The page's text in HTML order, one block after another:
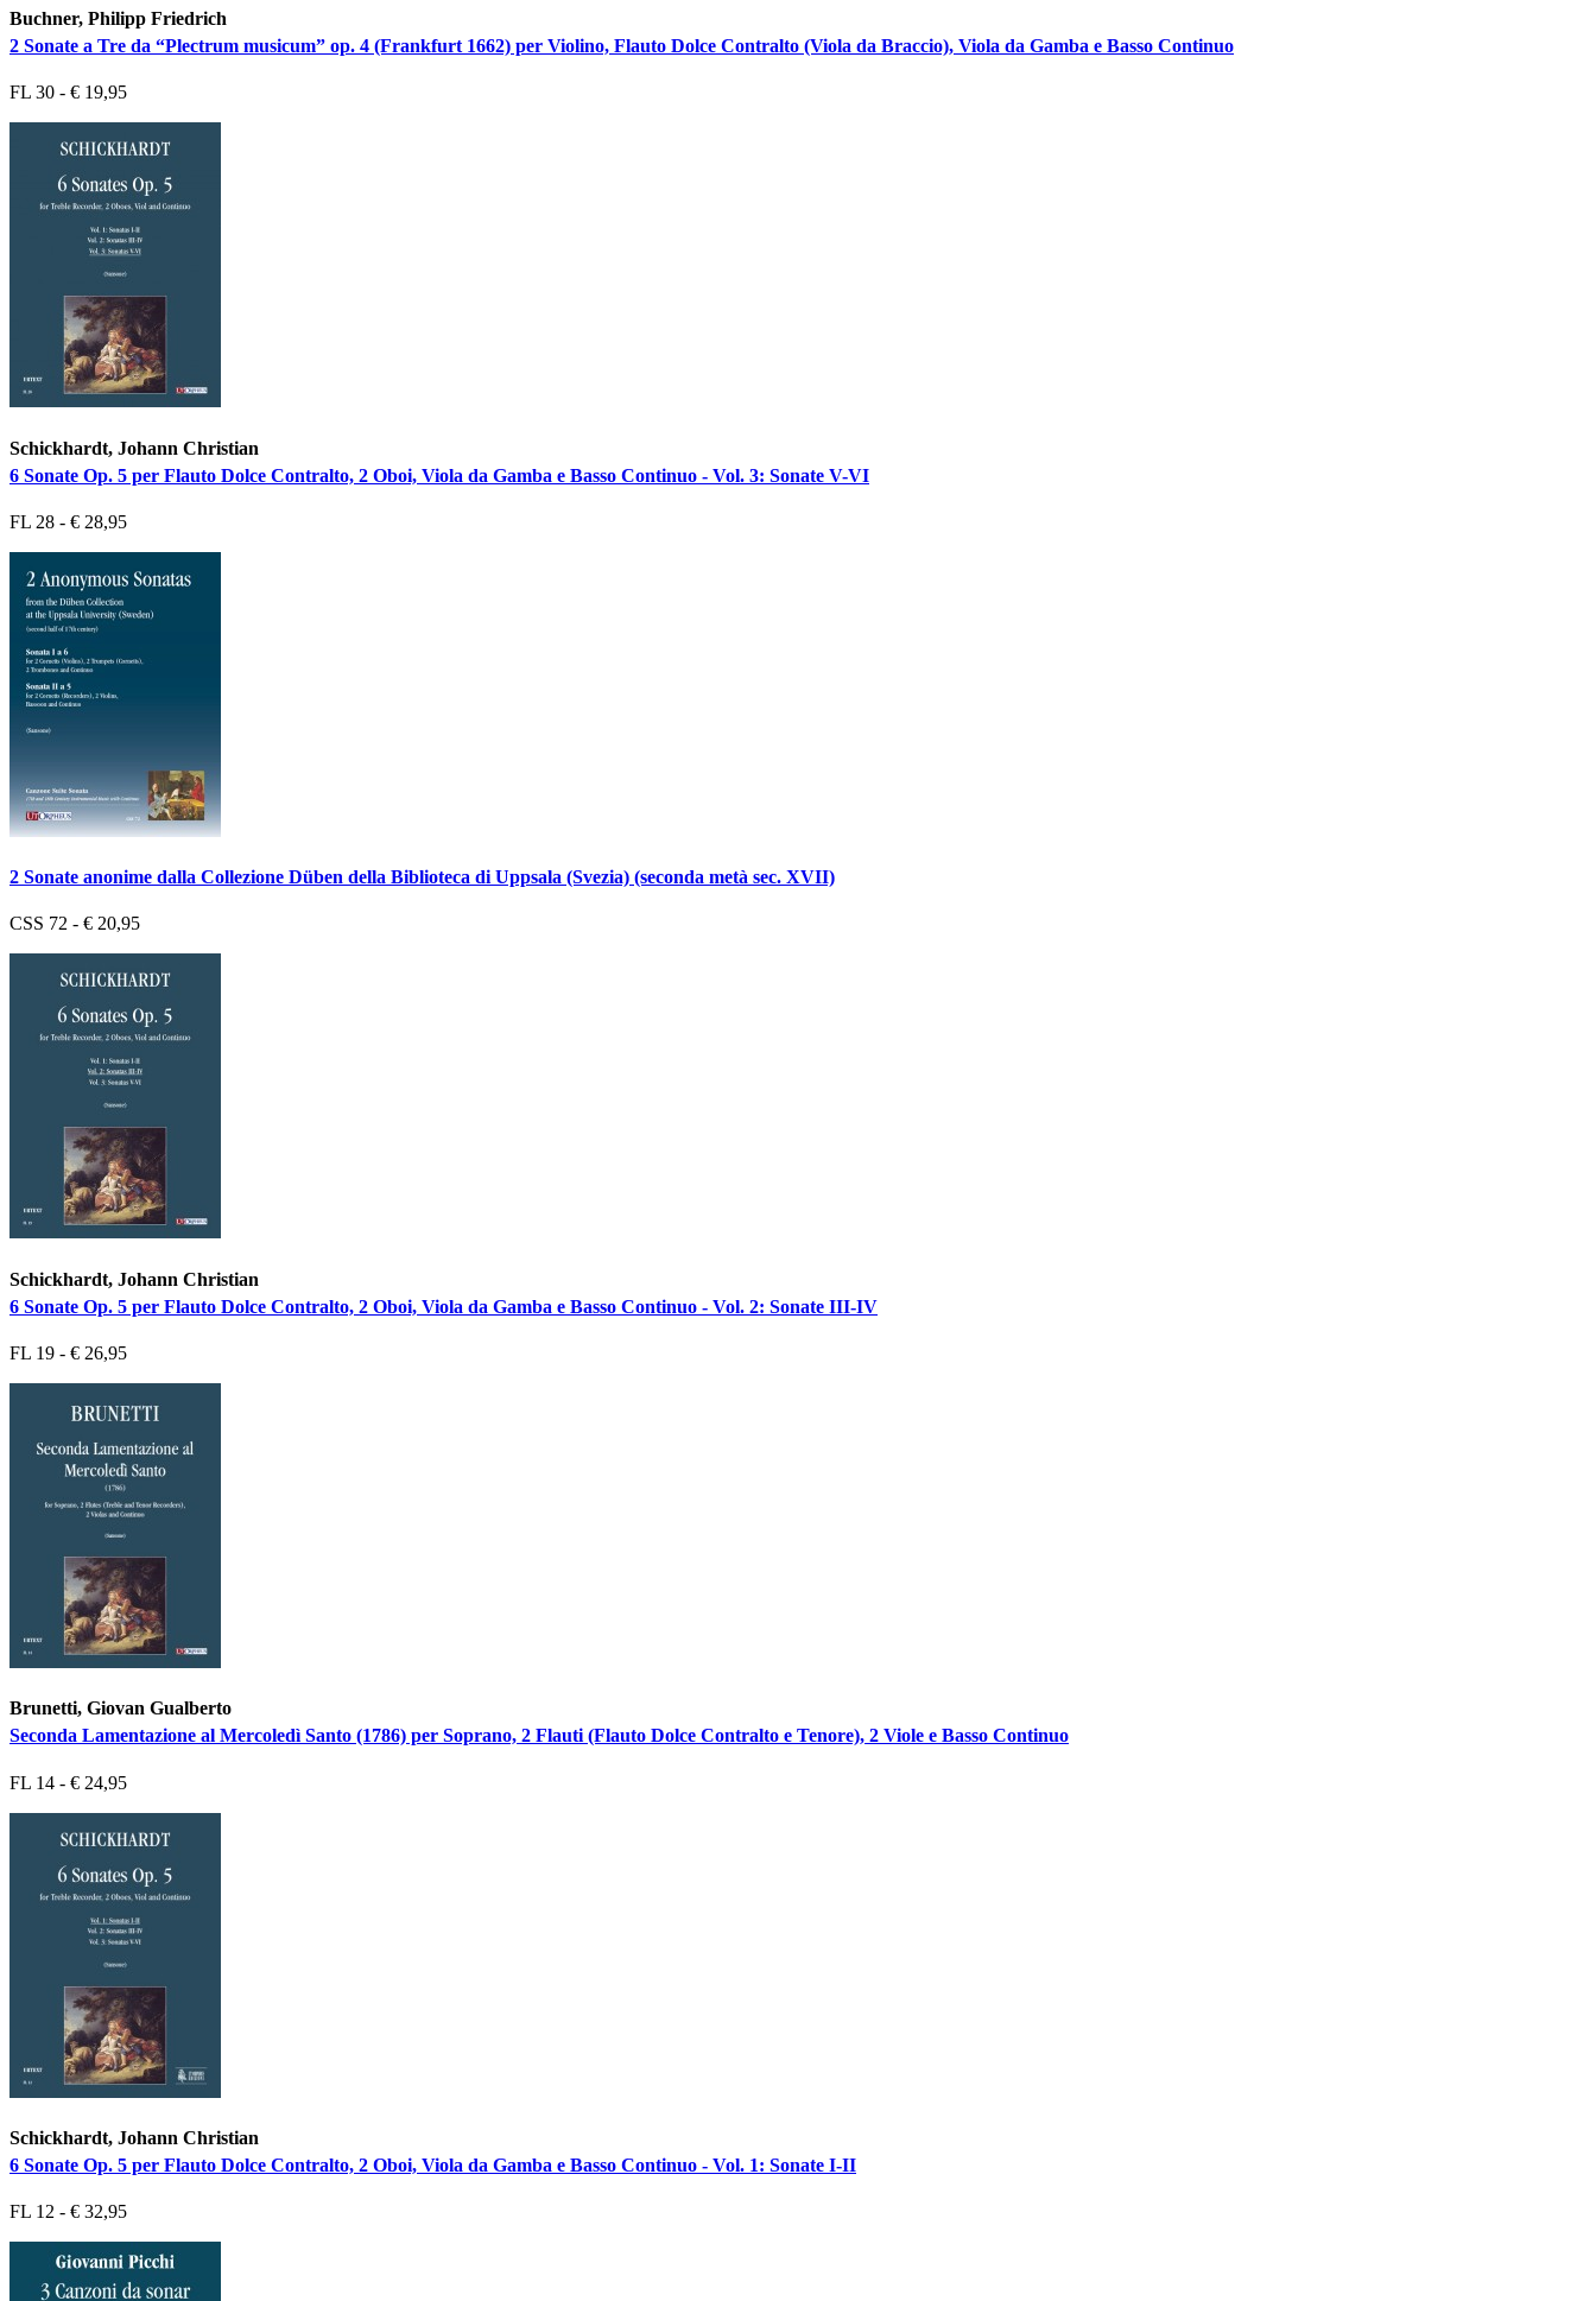
Buchner, Philipp Friedrich
2 Sonate a Tre da “Plectrum musicum” op. 4 (Frankfurt 1662) per Violino, Flauto Dolce Contralto (Viola da Braccio), Viola da Gamba e Basso Continuo
FL 30 - € 19,95
Schickhardt, Johann Christian
6 Sonate Op. 5 per Flauto Dolce Contralto, 2 Oboi, Viola da Gamba e Basso Continuo - Vol. 3: Sonate V-VI
FL 28 - € 28,95
2 Sonate anonime dalla Collezione Düben della Biblioteca di Uppsala (Svezia) (seconda metà sec. XVII)
CSS 72 - € 20,95
Schickhardt, Johann Christian
6 Sonate Op. 5 per Flauto Dolce Contralto, 2 Oboi, Viola da Gamba e Basso Continuo - Vol. 2: Sonate III-IV
FL 19 - € 26,95
Brunetti, Giovan Gualberto
Seconda Lamentazione al Mercoledì Santo (1786) per Soprano, 2 Flauti (Flauto Dolce Contralto e Tenore), 2 Viole e Basso Continuo
FL 14 - € 24,95
Schickhardt, Johann Christian
6 Sonate Op. 5 per Flauto Dolce Contralto, 2 Oboi, Viola da Gamba e Basso Continuo - Vol. 1: Sonate I-II
FL 12 - € 32,95